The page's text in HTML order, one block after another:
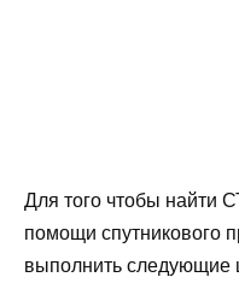
Для того чтобы найти
помощи спутникового
выполнить следующие